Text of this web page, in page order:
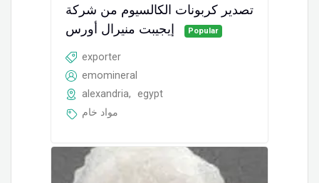
تصدير كربونات الكالسيوم من شركة
إيجيبت منيرال أورس
Popular
exporter
emomineral
alexandria,
egypt
مواد خام